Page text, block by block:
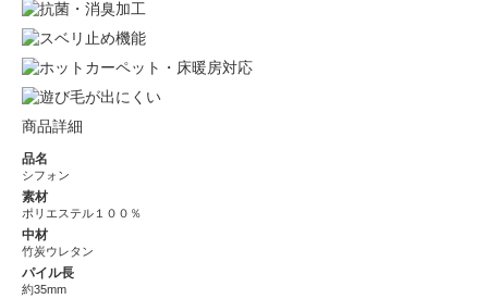
商品詳細
品名
シフォン
素材
ポリエステル１００％
中材
竹炭ウレタン
パイル長
約35mm